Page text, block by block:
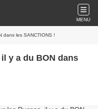
MENU
dans les SANCTIONS !
y a du BON dans